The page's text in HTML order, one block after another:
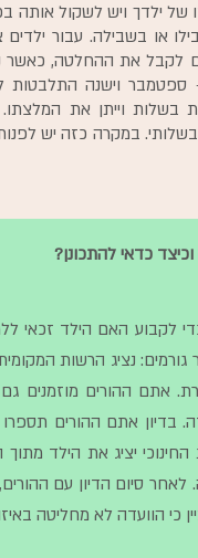
ילדך ויש לשקול אותה
או בשבילה. עבור ילדים
לקבל את ההחלטה, כאשר
- ספטמבר וישנה
בשלות וייתן את
במקרה כזה יש
כדאי להתכונן?
לקבוע האם הילד זכאי
נציג הרשות
אתם ההורים מוזמנים גם
בדיון אתם ההורים
יציג את הילד מתוך
סיום הדיון עם
הוועדה לא מחליטה